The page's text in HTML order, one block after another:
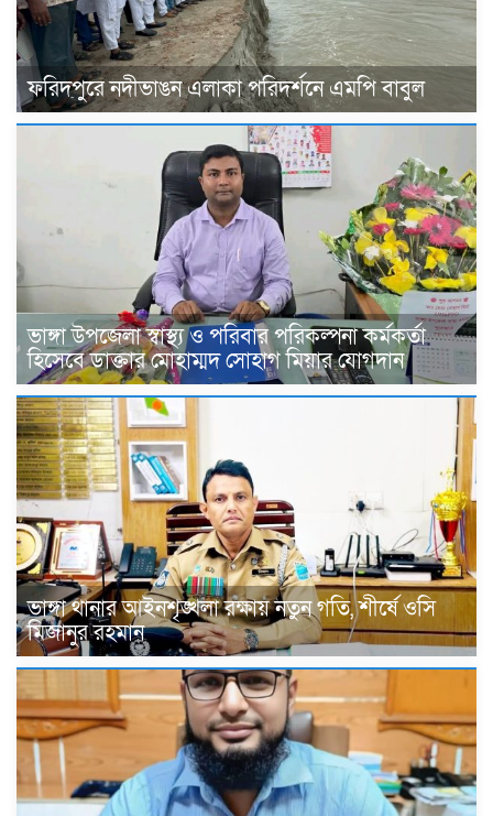
ফরিদপুরে নদীভাঙন এলাকা পরিদর্শনে এমপি বাবুল
ভাঙ্গা উপজেলা স্বাস্থ্য ও পরিবার পরিকল্পনা কর্মকর্তা
হিসেবে ডাক্তার মোহাম্মদ সোহাগ মিয়ার যোগদান
ভাঙ্গা থানার আইনশৃঙ্খলা রক্ষায় নতুন গতি, শীর্ষে ওসি
মিজানুর রহমান